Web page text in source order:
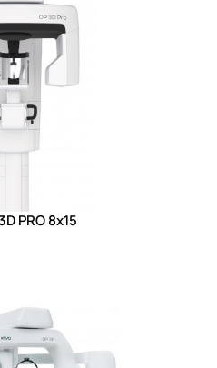
PRO 8x15